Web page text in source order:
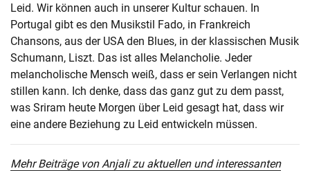
Leid. Wir können auch in unserer Kultur schauen. In
Portugal gibt es den Musikstil Fado, in Frankreich
Chansons, aus der USA den Blues, in der klassischen Musik
Schumann, Liszt. Das ist alles Melancholie. Jeder
melancholische Mensch weiß, dass er sein Verlangen nicht
stillen kann. Ich denke, dass das ganz gut zu dem passt,
was Sriram heute Morgen über Leid gesagt hat, dass wir
eine andere Beziehung zu Leid entwickeln müssen.
Mehr Beiträge von Anjali zu aktuellen und interessanten